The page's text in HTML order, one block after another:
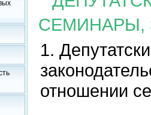
СЕМИНАРЫ,
1.
отношении